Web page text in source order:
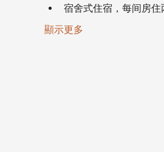
宿舍式住宿，每间房住
顯示更多